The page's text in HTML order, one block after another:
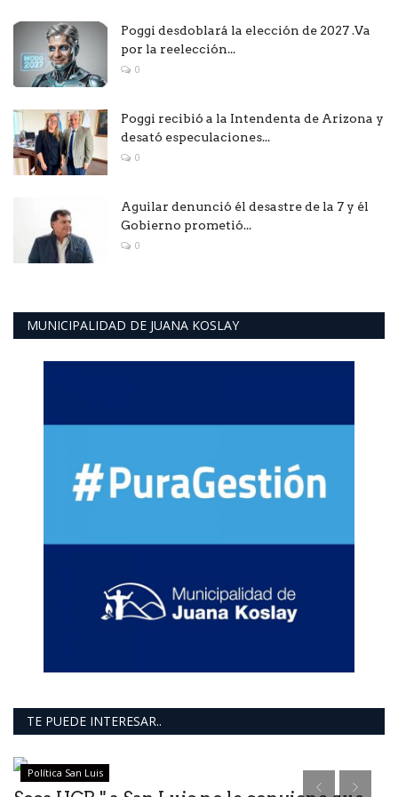
Poggi desdoblará la elección de 2027 .Va
por la reelección...
0
Poggi recibió a la Intendenta de Arizona y
desató especulaciones...
0
Aguilar denunció él desastre de la 7 y él
Gobierno prometió...
0
MUNICIPALIDAD DE JUANA KOSLAY
TE PUEDE INTERESAR..
Política San Luis